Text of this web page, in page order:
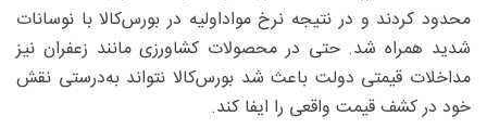
محدود کردند و در نتیجه نرخ مواداولیه در بورس‌کالا با نوسانات
شدید همراه شد. حتی در محصولات کشاورزی مانند زعفران نیز
مداخلات قیمتی دولت باعث شد بورس‌کالا نتواند به‌درستی نقش
خود در کشف قیمت واقعی را ایفا کند.